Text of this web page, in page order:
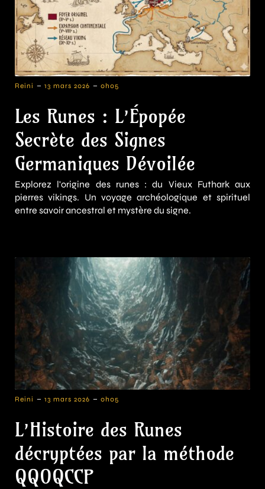
Reini - 13 mars 2026 - 0h05
Les Runes : L’Épopée
Secrète des Signes
Germaniques Dévoilée
Explorez l'origine des runes : du Vieux Futhark aux
pierres vikings. Un voyage archéologique et spirituel
entre savoir ancestral et mystère du signe.
Reini - 13 mars 2026 - 0h05
L’Histoire des Runes
décryptées par la méthode
QQOQCCP